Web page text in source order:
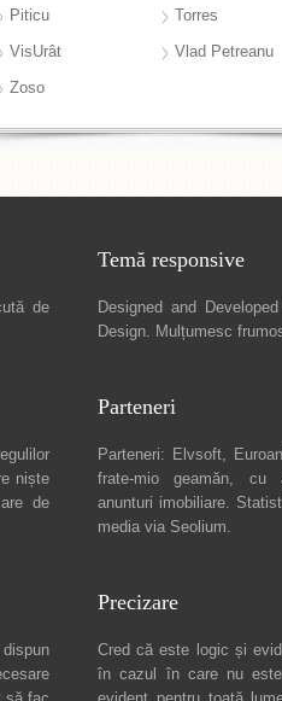
Piticu
Torres
VisUrât
Vlad Petreanu
Zoso
de
Temă responsive
Designed and
Design. Mulțumesc
niște
de
Parteneri
Parteneri: Elvsoft,
frate-mio geamăn, cu
anunturi imobiliare.
media via Seolium.
Precizare
Cred că este logic și
în cazul în care nu